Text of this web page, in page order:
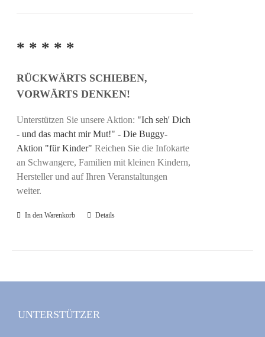
* * * * *
RÜCKWÄRTS SCHIEBEN,
VORWÄRTS DENKEN!
Unterstützen Sie unsere Aktion: "Ich seh' Dich
- und das macht mir Mut!" - Die Buggy-
Aktion "für Kinder" Reichen Sie die Infokarte
an Schwangere, Familien mit kleinen Kindern,
Hersteller und auf Ihren Veranstaltungen
weiter.
In den Warenkorb Details
UNTERSTÜTZER